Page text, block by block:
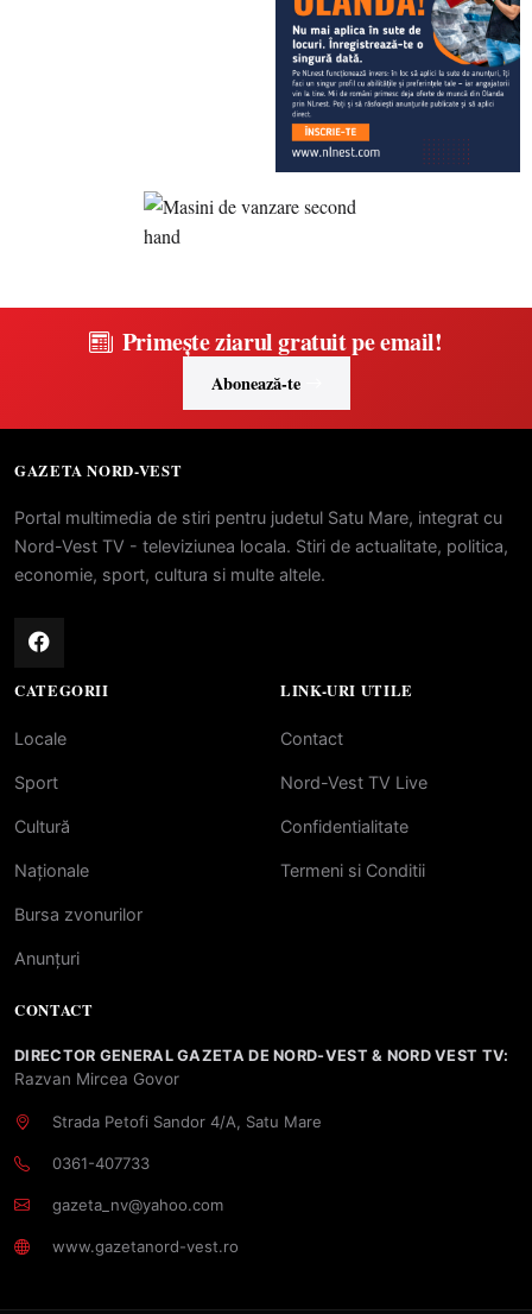
Primește ziarul gratuit pe email!
Abonează-te
GAZETA NORD-VEST
Portal multimedia de stiri pentru judetul Satu Mare, integrat cu
Nord-Vest TV - televiziunea locala. Stiri de actualitate, politica,
economie, sport, cultura si multe altele.
CATEGORII
Locale
Sport
Cultură
Naționale
Bursa zvonurilor
Anunțuri
LINK-URI UTILE
Contact
Nord-Vest TV Live
Confidentialitate
Termeni si Conditii
CONTACT
DIRECTOR GENERAL GAZETA DE NORD-VEST & NORD VEST TV:
Razvan Mircea Govor
Strada Petofi Sandor 4/A, Satu Mare
0361-407733
gazeta_nv@yahoo.com
www.gazetanord-vest.ro